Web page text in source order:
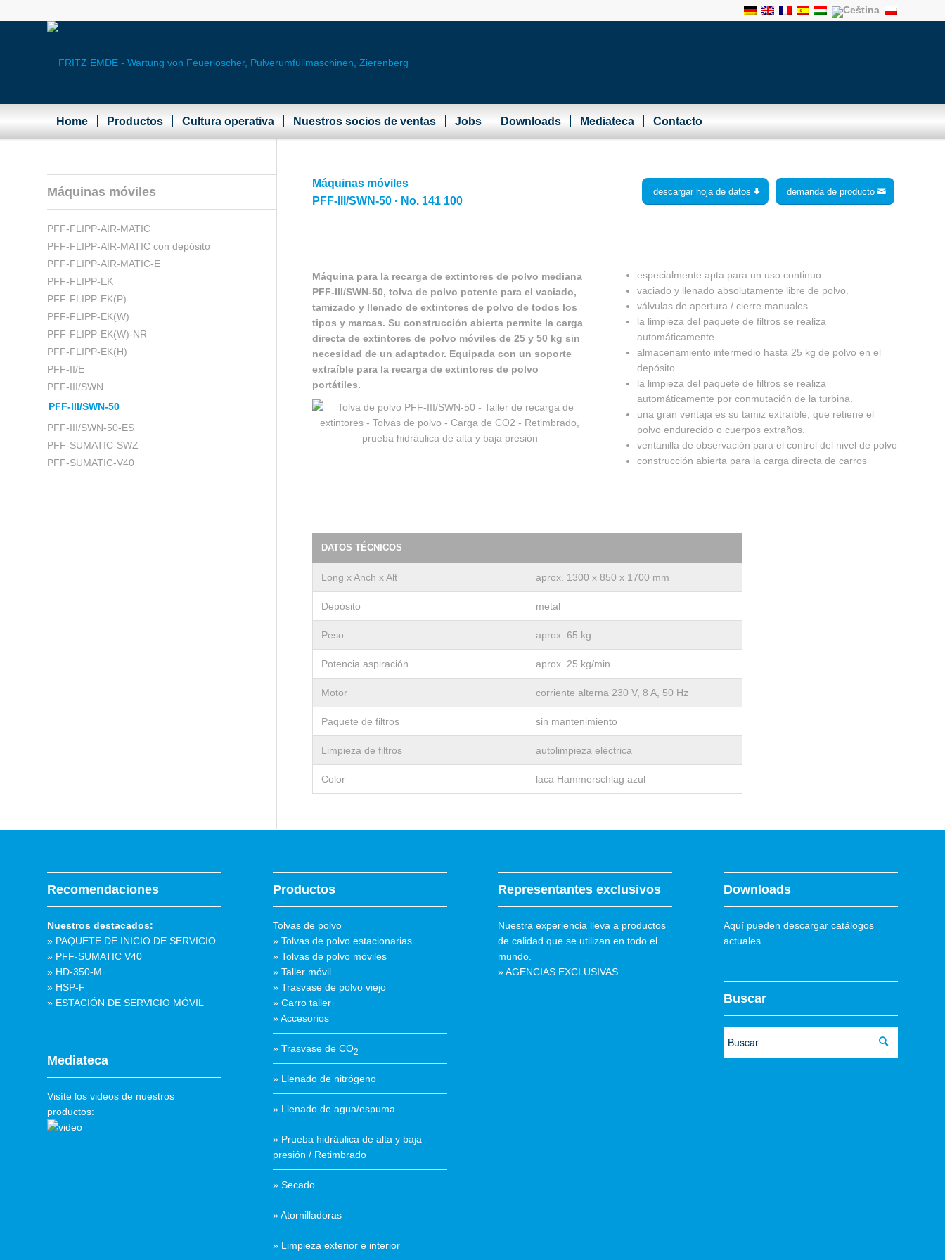
Home Productos Cultura operativa Nuestros socios de ventas Jobs Downloads Mediateca Contacto
Máquinas móviles
PFF-III/SWN-50 · No. 141 100
demanda de producto
descargar hoja de datos
Máquina para la recarga de extintores de polvo mediana
PFF-III/SWN-50, tolva de polvo potente para el vaciado,
tamizado y llenado de extintores de polvo de todos los
tipos y marcas. Su construcción abierta permite la carga
directa de extintores de polvo móviles de 25 y 50 kg sin
necesidad de un adaptador. Equipada con un soporte
extraíble para la recarga de extintores de polvo
portátiles.
especialmente apta para un uso continuo.
vaciado y llenado absolutamente libre de polvo.
válvulas de apertura / cierre manuales
la limpieza del paquete de filtros se realiza
automáticamente
almacenamiento intermedio hasta 25 kg de polvo en el
depósito
la limpieza del paquete de filtros se realiza
automáticamente por conmutación de la turbina.
una gran ventaja es su tamiz extraíble, que retiene el
polvo endurecido o cuerpos extraños.
ventanilla de observación para el control del nivel de polvo
construcción abierta para la carga directa de carros
DATOS TÉCNICOS
Long x Anch x Alt aprox. 1300 x 850 x 1700 mm
Depósito metal
Peso aprox. 65 kg
Potencia aspiración aprox. 25 kg/min
Motor corriente alterna 230 V, 8 A, 50 Hz
Paquete de filtros sin mantenimiento
Limpieza de filtros autolimpieza eléctrica
Color laca Hammerschlag azul
Máquinas móviles
PFF-FLIPP-AIR-MATIC
PFF-FLIPP-AIR-MATIC con depósito
PFF-FLIPP-AIR-MATIC-E
PFF-FLIPP-EK
PFF-FLIPP-EK(P)
PFF-FLIPP-EK(W)
PFF-FLIPP-EK(W)-NR
PFF-FLIPP-EK(H)
PFF-II/E
PFF-III/SWN
PFF-III/SWN-50
PFF-III/SWN-50-ES
PFF-SUMATIC-SWZ
PFF-SUMATIC-V40
Recomendaciones
Nuestros destacados:
» PAQUETE DE INICIO DE SERVICIO
» PFF-SUMATIC V40
» HD-350-M
» HSP-F
» ESTACIÓN DE SERVICIO MÓVIL
Mediateca
Visíte los videos de nuestros
productos:
Productos
Tolvas de polvo
» Tolvas de polvo estacionarias
» Tolvas de polvo móviles
» Taller móvil
» Trasvase de polvo viejo
» Carro taller
» Accesorios
» Trasvase de CO2
» Llenado de nitrógeno
» Llenado de agua/espuma
» Prueba hidráulica de alta y baja
presión / Retimbrado
» Secado
» Atornilladoras
» Limpieza exterior e interior
Representantes exclusivos
Nuestra experiencia lleva a productos
de calidad que se utilizan en todo el
mundo.
» AGENCIAS EXCLUSIVAS
Downloads
Aquí pueden descargar catálogos
actuales ...
Buscar